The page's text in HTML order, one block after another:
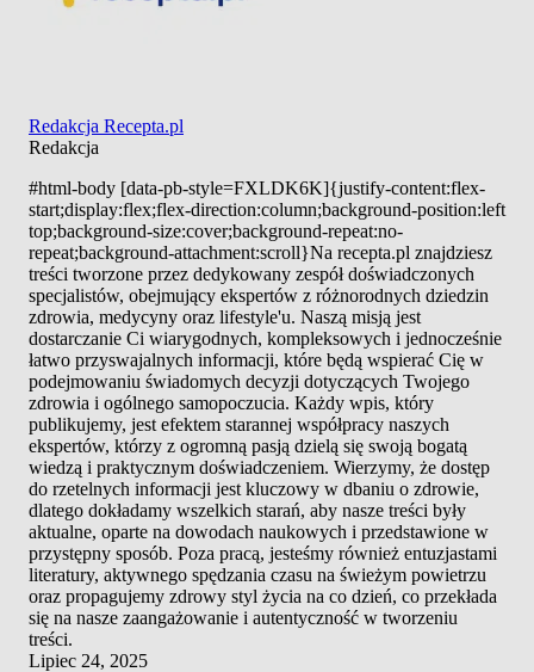
Redakcja Recepta.pl
Redakcja
#html-body [data-pb-style=FXLDK6K]{justify-content:flex-
start;display:flex;flex-direction:column;background-position:left
top;background-size:cover;background-repeat:no-
repeat;background-attachment:scroll}Na recepta.pl znajdziesz
treści tworzone przez dedykowany zespół doświadczonych
specjalistów, obejmujący ekspertów z różnorodnych dziedzin
zdrowia, medycyny oraz lifestyle'u. Naszą misją jest
dostarczanie Ci wiarygodnych, kompleksowych i jednocześnie
łatwo przyswajalnych informacji, które będą wspierać Cię w
podejmowaniu świadomych decyzji dotyczących Twojego
zdrowia i ogólnego samopoczucia. Każdy wpis, który
publikujemy, jest efektem starannej współpracy naszych
ekspertów, którzy z ogromną pasją dzielą się swoją bogatą
wiedzą i praktycznym doświadczeniem. Wierzymy, że dostęp
do rzetelnych informacji jest kluczowy w dbaniu o zdrowie,
dlatego dokładamy wszelkich starań, aby nasze treści były
aktualne, oparte na dowodach naukowych i przedstawione w
przystępny sposób. Poza pracą, jesteśmy również entuzjastami
literatury, aktywnego spędzania czasu na świeżym powietrzu
oraz propagujemy zdrowy styl życia na co dzień, co przekłada
się na nasze zaangażowanie i autentyczność w tworzeniu
treści.
Lipiec 24, 2025